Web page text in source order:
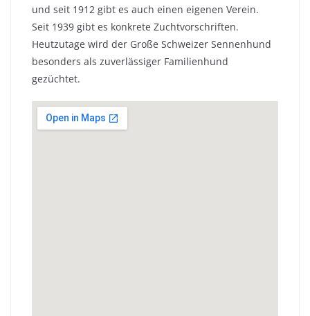
und seit 1912 gibt es auch einen eigenen Verein.
Seit 1939 gibt es konkrete Zuchtvorschriften.
Heutzutage wird der Große Schweizer Sennenhund
besonders als zuverlässiger Familienhund
gezüchtet.